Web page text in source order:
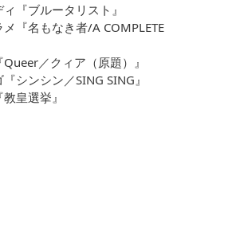
『ブルータリスト』
『名もなき者/A COMPLETE
／クィア（原題）』
シンシン／SING SING』
皇選挙』